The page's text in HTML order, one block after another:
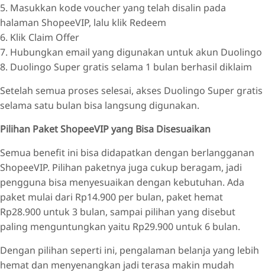
5. Masukkan kode voucher yang telah disalin pada
halaman ShopeeVIP, lalu klik Redeem
6. Klik Claim Offer
7. Hubungkan email yang digunakan untuk akun Duolingo
8. Duolingo Super gratis selama 1 bulan berhasil diklaim
Setelah semua proses selesai, akses Duolingo Super gratis
selama satu bulan bisa langsung digunakan.
Pilihan Paket ShopeeVIP yang Bisa Disesuaikan
Semua benefit ini bisa didapatkan dengan berlangganan
ShopeeVIP. Pilihan paketnya juga cukup beragam, jadi
pengguna bisa menyesuaikan dengan kebutuhan. Ada
paket mulai dari Rp14.900 per bulan, paket hemat
Rp28.900 untuk 3 bulan, sampai pilihan yang disebut
paling menguntungkan yaitu Rp29.900 untuk 6 bulan.
Dengan pilihan seperti ini, pengalaman belanja yang lebih
hemat dan menyenangkan jadi terasa makin mudah